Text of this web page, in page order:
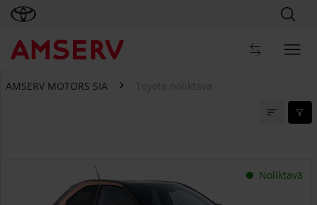
AMSERV MOTORS SIA Toyota noliktava
Noliktavā